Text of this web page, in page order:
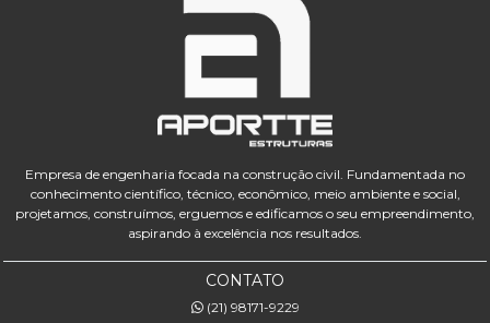
Empresa de engenharia focada na construção civil. Fundamentada no
conhecimento científico, técnico, econômico, meio ambiente e social,
projetamos, construímos, erguemos e edificamos o seu empreendimento,
aspirando à excelência nos resultados.
CONTATO
(21) 98171-9229